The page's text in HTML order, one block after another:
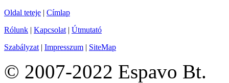
Oldal teteje | Címlap
Rólunk | Kapcsolat | Útmutató
Szabályzat | Impresszum | SiteMap
© 2007-2022 Espavo Bt.